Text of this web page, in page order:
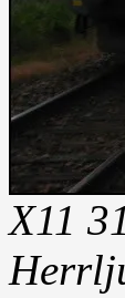
X11